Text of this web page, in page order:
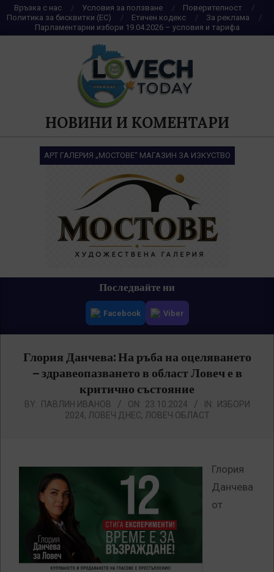
Skip
to
content
Връзка с нас Условия за ползване
Поверителност
Политика за бисквитки (ЕС)
Етичен кодекс
За реклама
Парламентарни избори 19.04.2026 – условия и тарифа
НОВИНИ И КОМЕНТАРИ
АРТ ГАЛЕРИЯ „МОСТОВЕ“ МАГАЗИН ЗА ИЗКУСТВО
Последвайте ни
Facebook Viber
Глория Данчева: На ръба на оцеляването
– здравеопазването в област Ловеч е в
критично състояние
BY: ПАВЛИН ИВАНОВ ON: 23.10.2024 IN: ИЗБОРИ
2024, ЛОВЕЧ ДНЕС, ЛОВЕЧ ОБЛАСТ
Глория
Данчева
от